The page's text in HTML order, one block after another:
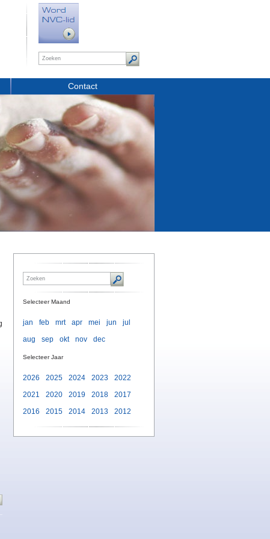
Contact
Selecteer Maand
jan feb mrt apr mei jun
jul
aug
sep okt nov dec
Selecteer Jaar
2026 2025 2024 2023
2022
2021
2020 2019 2018
2017
2016
2015 2014 2013 2012